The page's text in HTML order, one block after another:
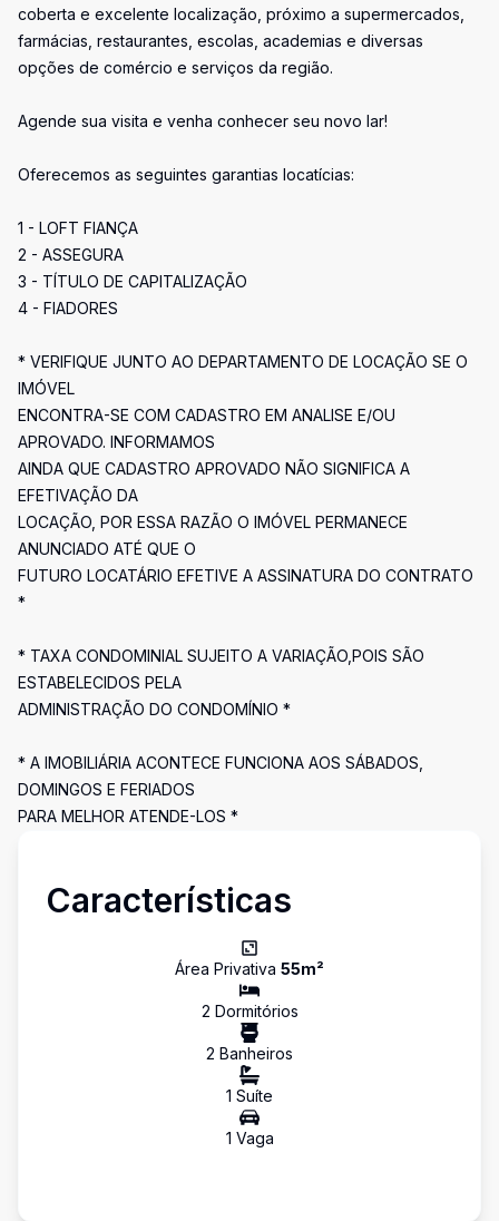
coberta e excelente localização, próximo a supermercados,
farmácias, restaurantes, escolas, academias e diversas
opções de comércio e serviços da região.
Agende sua visita e venha conhecer seu novo lar!
Oferecemos as seguintes garantias locatícias:
1 - LOFT FIANÇA
2 - ASSEGURA
3 - TÍTULO DE CAPITALIZAÇÃO
4 - FIADORES
* VERIFIQUE JUNTO AO DEPARTAMENTO DE LOCAÇÃO SE O
IMÓVEL
ENCONTRA-SE COM CADASTRO EM ANALISE E/OU
APROVADO. INFORMAMOS
AINDA QUE CADASTRO APROVADO NÃO SIGNIFICA A
EFETIVAÇÃO DA
LOCAÇÃO, POR ESSA RAZÃO O IMÓVEL PERMANECE
ANUNCIADO ATÉ QUE O
FUTURO LOCATÁRIO EFETIVE A ASSINATURA DO CONTRATO
*
* TAXA CONDOMINIAL SUJEITO A VARIAÇÃO,POIS SÃO
ESTABELECIDOS PELA
ADMINISTRAÇÃO DO CONDOMÍNIO *
* A IMOBILIÁRIA ACONTECE FUNCIONA AOS SÁBADOS,
DOMINGOS E FERIADOS
PARA MELHOR ATENDE-LOS *
Características
Área Privativa 55m²
2 Dormitórios
2 Banheiros
1 Suíte
1 Vaga